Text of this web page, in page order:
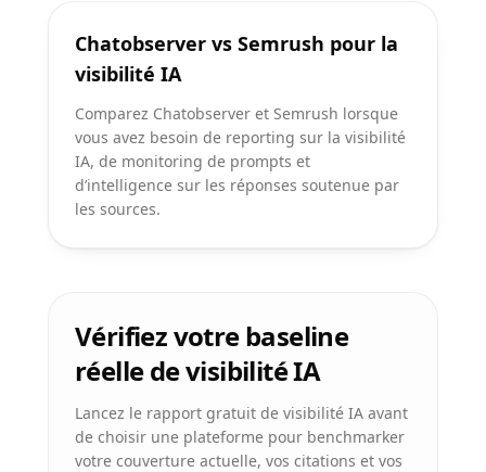
Chatobserver vs Semrush pour la
visibilité IA
Comparez Chatobserver et Semrush lorsque
vous avez besoin de reporting sur la visibilité
IA, de monitoring de prompts et
d’intelligence sur les réponses soutenue par
les sources.
Vérifiez votre baseline
réelle de visibilité IA
Lancez le rapport gratuit de visibilité IA avant
de choisir une plateforme pour benchmarker
votre couverture actuelle, vos citations et vos